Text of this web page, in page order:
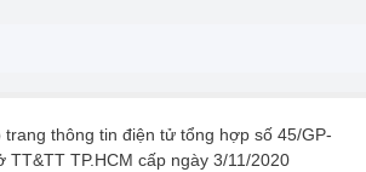
trang thông tin điện tử tổng hợp số 45/GP-
TT&TT TP.HCM cấp ngày 3/11/2020